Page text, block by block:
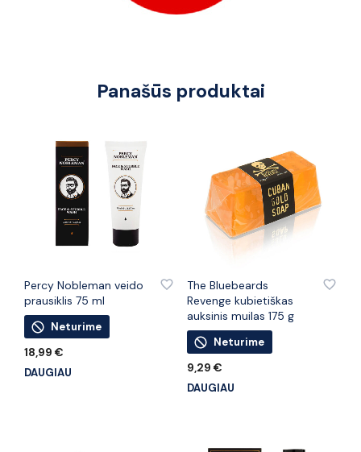
Panašūs produktai
Percy Nobleman veido
prausiklis 75 ml
Neturime
18,99 €
DAUGIAU
The Bluebeards
Revenge kubietiškas
auksinis muilas 175 g
Neturime
9,29 €
DAUGIAU